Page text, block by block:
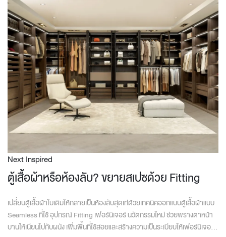
Next Inspired
ตู้เสื้อผ้าหรือห้องลับ? ขยายสเปซด้วย Fitting
เปลี่ยนตู้เสื้อผ้าใบเดิมให้กลายเป็นห้องลับสุดเท่ด้วยเทคนิคออกแบบตู้เสื้อผ้าแบบ
Seamless ที่ใช้ อุปกรณ์ Fitting เฟอร์นิเจอร์ นวัตกรรมใหม่ ช่วยพรางตาหน้า
บานให้เนียนไปกับผนัง เพิ่มพื้นที่ใช้สอยและสร้างความเป็นระเบียบให้เฟอร์นิเจอร์